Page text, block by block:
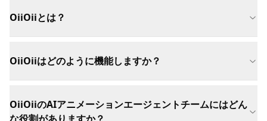
OiiOiiとは？
OiiOiiはどのように機能しますか？
OiiOiiのAIアニメーションエージェントチームにはどん